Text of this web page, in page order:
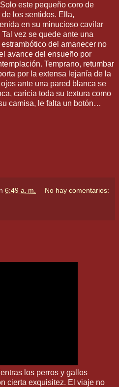
este pequeño coro de
los sentidos. Ella,
en su minucioso cavilar
vez se quede ante una
del amanecer no
avance del ensueño por
Temprano, retumbar
por la extensa lejanía de la
ante una pared blanca se
caricia toda su textura como
camisa, le falta un botón…
6:49 a. m. No hay comentarios:
los perros y gallos
cierta exquisitez. El viaje no